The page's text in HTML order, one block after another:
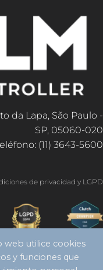
da Lapa, São Paulo -
SP, 05060-020
(11) 3643-5600
de privacidad y LGPD
web utilice cookies
y funciones que